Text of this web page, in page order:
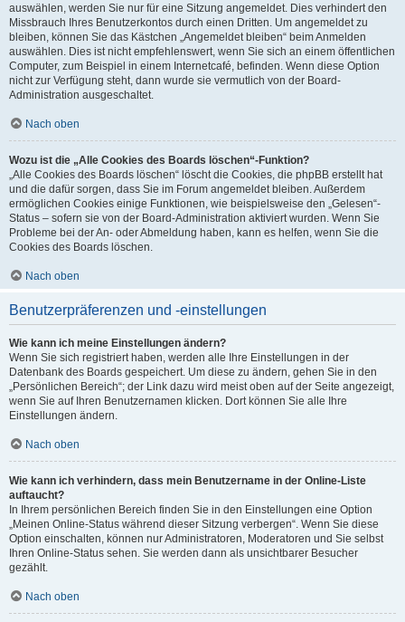
auswählen, werden Sie nur für eine Sitzung angemeldet. Dies verhindert den
Missbrauch Ihres Benutzerkontos durch einen Dritten. Um angemeldet zu
bleiben, können Sie das Kästchen „Angemeldet bleiben“ beim Anmelden
auswählen. Dies ist nicht empfehlenswert, wenn Sie sich an einem öffentlichen
Computer, zum Beispiel in einem Internetcafé, befinden. Wenn diese Option
nicht zur Verfügung steht, dann wurde sie vermutlich von der Board-
Administration ausgeschaltet.
Nach oben
Wozu ist die „Alle Cookies des Boards löschen“-Funktion?
„Alle Cookies des Boards löschen“ löscht die Cookies, die phpBB erstellt hat
und die dafür sorgen, dass Sie im Forum angemeldet bleiben. Außerdem
ermöglichen Cookies einige Funktionen, wie beispielsweise den „Gelesen“-
Status – sofern sie von der Board-Administration aktiviert wurden. Wenn Sie
Probleme bei der An- oder Abmeldung haben, kann es helfen, wenn Sie die
Cookies des Boards löschen.
Nach oben
Benutzerpräferenzen und -einstellungen
Wie kann ich meine Einstellungen ändern?
Wenn Sie sich registriert haben, werden alle Ihre Einstellungen in der
Datenbank des Boards gespeichert. Um diese zu ändern, gehen Sie in den
„Persönlichen Bereich“; der Link dazu wird meist oben auf der Seite angezeigt,
wenn Sie auf Ihren Benutzernamen klicken. Dort können Sie alle Ihre
Einstellungen ändern.
Nach oben
Wie kann ich verhindern, dass mein Benutzername in der Online-Liste
auftaucht?
In Ihrem persönlichen Bereich finden Sie in den Einstellungen eine Option
„Meinen Online-Status während dieser Sitzung verbergen“. Wenn Sie diese
Option einschalten, können nur Administratoren, Moderatoren und Sie selbst
Ihren Online-Status sehen. Sie werden dann als unsichtbarer Besucher
gezählt.
Nach oben